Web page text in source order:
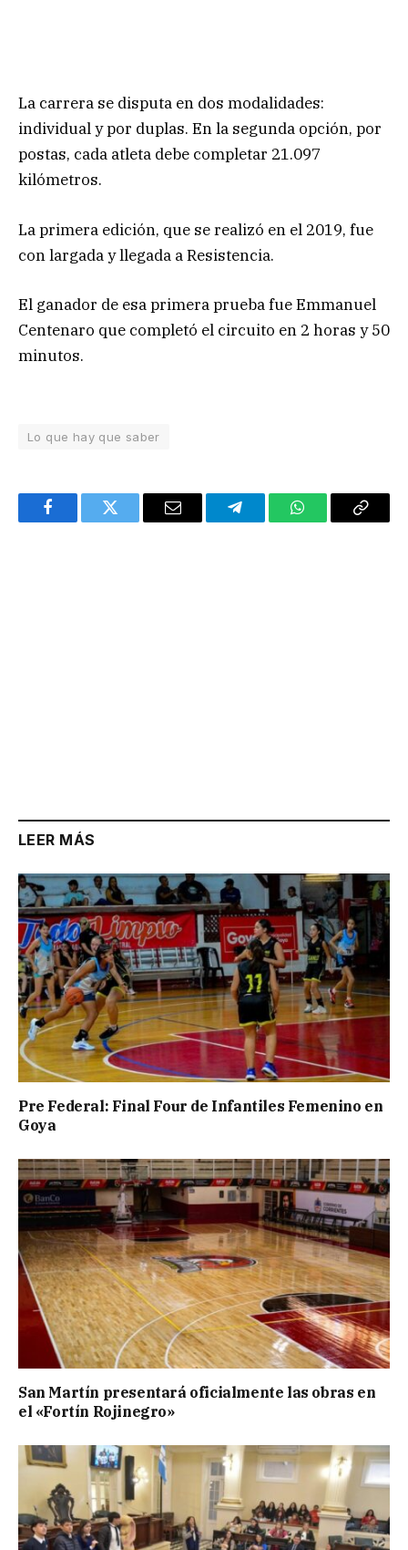
La carrera se disputa en dos modalidades:
individual y por duplas. En la segunda opción, por
postas, cada atleta debe completar 21.097
kilómetros.
La primera edición, que se realizó en el 2019, fue
con largada y llegada a Resistencia.
El ganador de esa primera prueba fue Emmanuel
Centenaro que completó el circuito en 2 horas y 50
minutos.
Lo que hay que saber
FacebookTwitter Email TelegramWhatsAppCopy
LEER MÁS
Pre Federal: Final Four de Infantiles Femenino en
Goya
San Martín presentará oficialmente las obras en
el «Fortín Rojinegro»